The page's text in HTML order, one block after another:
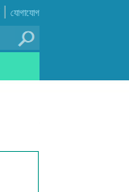
যোগাযোগ
|